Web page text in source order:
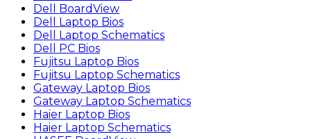
Dell BoardView
Dell Laptop Bios
Dell Laptop Schematics
Dell PC Bios
Fujitsu Laptop Bios
Fujitsu Laptop Schematics
Gateway Laptop Bios
Gateway Laptop Schematics
Haier Laptop Bios
Haier Laptop Schematics